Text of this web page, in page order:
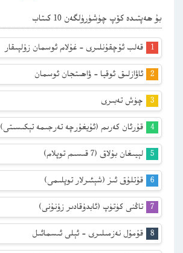
بۇ ھەپتىدە كۆپ چۈشۈرۈلگەن 10 كىتاب
قەلب ئۇچقۇنلىرى – غۇلام ئوسمان زۇلپىقار
ئاۋازلىق ئوقيا – ۋاھىتجان ئوسمان
چۈش تەبىرى
قۇرئان كەرىم (ئۇيغۇرچە تەرجىمە تېكىسىتى)
لېيىغان بۇلاق (7 قىسىم توپلام)
قۇتلۇق ئىز (شېئىرلار توپلىمى)
تاڭنى كۈتۈپ (ئابدۇقادىر زۇنۇنى)
قۇمۇل نەزمىلىرى – ئېلى ئىسمائىل